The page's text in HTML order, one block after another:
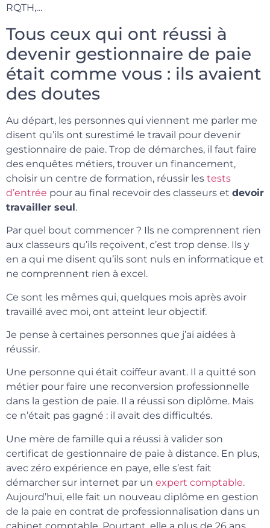
RQTH,…
Tous ceux qui ont réussi à
devenir gestionnaire de paie
était comme vous : ils avaient
des doutes
Au départ, les personnes qui viennent me parler me
disent qu’ils ont surestimé le travail pour devenir
gestionnaire de paie. Trop de démarches, il faut faire
des enquêtes métiers, trouver un financement,
choisir un centre de formation, réussir les tests
d’entrée pour au final recevoir des classeurs et devoir
travailler seul.
Par quel bout commencer ? Ils ne comprennent rien
aux classeurs qu’ils reçoivent, c’est trop dense. Ils y
en a qui me disent qu’ils sont nuls en informatique et
ne comprennent rien à excel.
Ce sont les mêmes qui, quelques mois après avoir
travaillé avec moi, ont atteint leur objectif.
Je pense à certaines personnes que j’ai aidées à
réussir.
Une personne qui était coiffeur avant. Il a quitté son
métier pour faire une reconversion professionnelle
dans la gestion de paie. Il a réussi son diplôme. Mais
ce n’était pas gagné : il avait des difficultés.
Une mère de famille qui a réussi à valider son
certificat de gestionnaire de paie à distance. En plus,
avec zéro expérience en paye, elle s’est fait
démarcher sur internet par un expert comptable.
Aujourd’hui, elle fait un nouveau diplôme en gestion
de la paie en contrat de professionnalisation dans un